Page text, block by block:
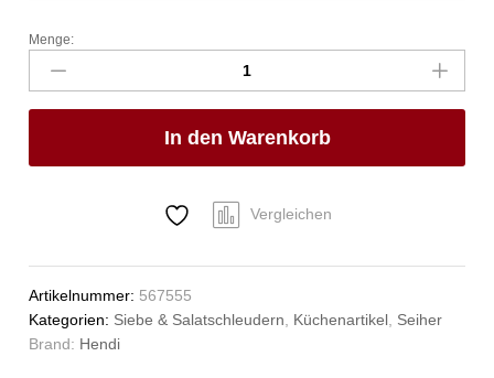
Chinesisches
Sieb
mit
Masche,
HENDI,
Menge:
In den Warenkorb
Vergleichen
Artikelnummer: 567555
Kategorien: Siebe & Salatschleudern Küchenartikel Seiher
Brand: Hendi